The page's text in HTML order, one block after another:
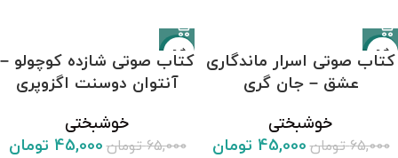
-31%
کتاب صوتی اسرار ماندگاری
عشق – جان گری
خوشبختی
65,000 تومان 45,000 تومان
-31%
کتاب صوتی شازده کوچولو –
آنتوان دوسنت اگزوپری
خوشبختی
65,000 تومان 45,000 تومان